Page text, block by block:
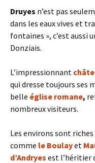
Druyes n’est pas
dans les eaux vives et
fontaines », c’est aussi
Donziais.
L’impressionnant
qui dresse toujours ses
belle église romane,
nombreux visiteurs.
Les environs sont
comme le Boulayet
d’Andryes est l’héritier